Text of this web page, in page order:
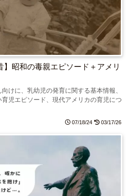
】昭和の毒親エピソード＋アメリ
けに、乳幼児の発育に関する基本情報、
児エピソード、現代アメリカの育児につ
07/18/24 03/17/26